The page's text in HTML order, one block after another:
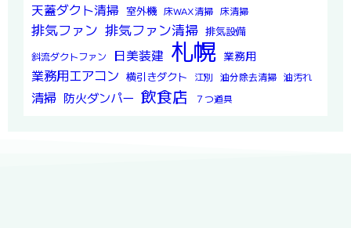
天蓋ダクト清掃 室外機 床WAX清掃 床清掃
排気ファン 排気ファン清掃 排気設備
斜流ダクトファン 日美装建 札幌 業務用
業務用エアコン 横引きダクト 江別 油分除去清掃 油汚れ
清掃 防火ダンパー 飲食店 ７つ道具